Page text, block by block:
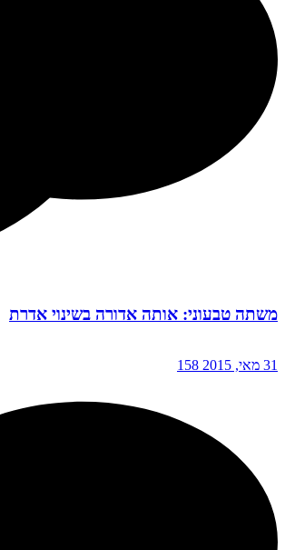
משתה טבעוני: אותה אדורה בשינוי אדרת
31 מאי, 2015 158